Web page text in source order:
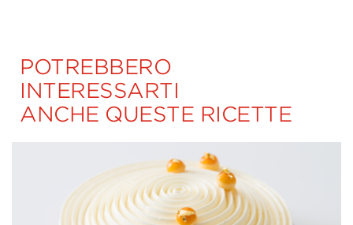
POTREBBERO
INTERESSARTI
ANCHE QUESTE RICETTE